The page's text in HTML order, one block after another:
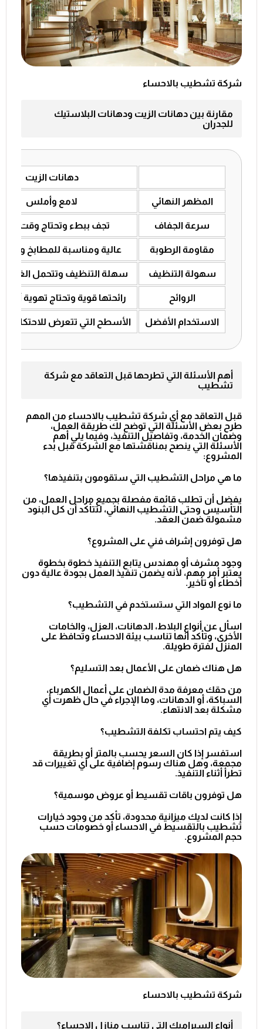
شركة تشطيب بالاحساء
مقارنة بين دهانات الزيت ودهانات البلاستيك
للجدران
دهانات الزيت
المظهر النهائي لامع وأملس
سرعة الجفاف تجف ببطء وتحتاج وقت
مقاومة الرطوبة عالية ومناسبة للمطابخ
سهولة التنظيف سهلة التنظيف وتتحمل الغسل
الروائح رائحتها قوية وتحتاج تهوية
الاستخدام الأفضل الأسطح التي تتعرض للاحتكاك
أهم الأسئلة التي تطرحها قبل التعاقد مع شركة
تشطيب
قبل التعاقد مع أي شركة تشطيب بالاحساء من المهم
طرح بعض الأسئلة التي توضح لك طريقة العمل،
وضمان الخدمة، وتفاصيل التنفيذ، وفيما يلي أهم
الأسئلة التي ينصح بمناقشتها مع الشركة قبل بدء
المشروع:
ما هي مراحل التشطيب التي ستقومون بتنفيذها؟
يفضل أن تطلب قائمة مفصلة بجميع مراحل العمل، من
التأسيس وحتى التشطيب النهائي، لتتأكد أن كل البنود
مشمولة ضمن العقد.
هل توفرون إشراف فني على المشروع؟
وجود مشرف أو مهندس يتابع التنفيذ خطوة بخطوة
يعتبر أمر مهم، لأنه يضمن تنفيذ العمل بجودة عالية دون
أخطاء أو تأخير.
ما نوع المواد التي ستستخدم في التشطيب؟
اسأل عن أنواع البلاط، الدهانات، العزل، والخامات
الأخرى، وتأكد أنها تناسب بيئة الاحساء وتحافظ على
المنزل لفترة طويلة.
هل هناك ضمان على الأعمال بعد التسليم؟
من حقك معرفة مدة الضمان على أعمال الكهرباء،
السباكة، أو الدهانات، وما الإجراء في حال ظهرت أي
مشكلة بعد الانتهاء.
كيف يتم احتساب تكلفة التشطيب؟
استفسر إذا كان السعر يحسب بالمتر أو بطريقة
مجمعة، وهل هناك رسوم إضافية على أي تغييرات قد
تطرأ أثناء التنفيذ.
هل توفرون باقات تقسيط أو عروض موسمية؟
إذا كانت لديك ميزانية محدودة، تأكد من وجود خيارات
تشطيب بالتقسيط في الاحساء أو خصومات حسب
حجم المشروع.
شركة تشطيب بالاحساء
أنواع السيراميك التي تناسب منازل الاحساء؟